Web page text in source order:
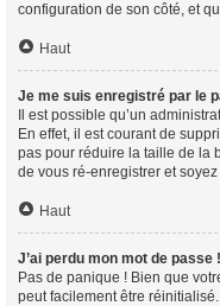
configuration de son côté, et
Haut
Je me suis enregistré par le
Il est possible qu’un
En effet, il est courant de
pas pour réduire la taille de la
de vous ré-enregistrer et
Haut
J’ai perdu mon mot de passe !
Pas de panique ! Bien que
peut facilement être